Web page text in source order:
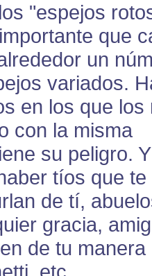
"espejos
que
un
variados.
en los que los
con la misma
su peligro.
tíos que te
de tí,
gracia,
de tu manera